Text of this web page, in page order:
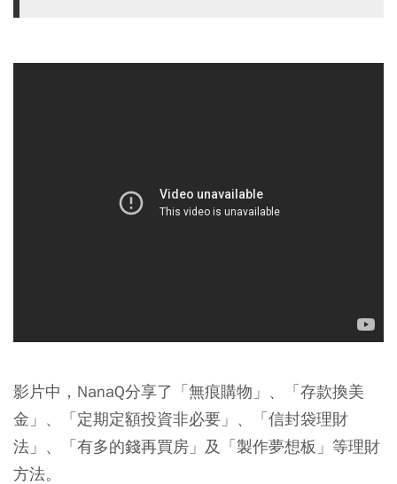
影片中，NanaQ分享了「無痕購物」、「存款換美
金」、「定期定額投資非必要」、「信封袋理財
法」、「有多的錢再買房」及「製作夢想板」等理財
方法。